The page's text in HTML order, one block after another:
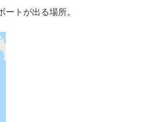
トが出る場所。